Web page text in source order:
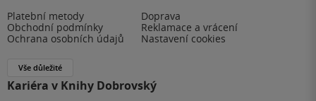
Platební metody
Doprava
Obchodní podmínky
Reklamace a vrácení
Ochrana osobních údajů
Nastavení cookies
Vše důležité
Kariéra v Knihy Dobrovský